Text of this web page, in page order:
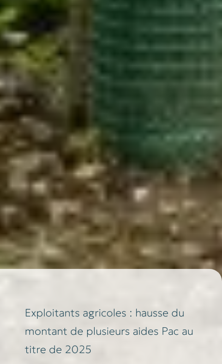
Exploitants agricoles : hausse du
montant de plusieurs aides Pac au
titre de 2025